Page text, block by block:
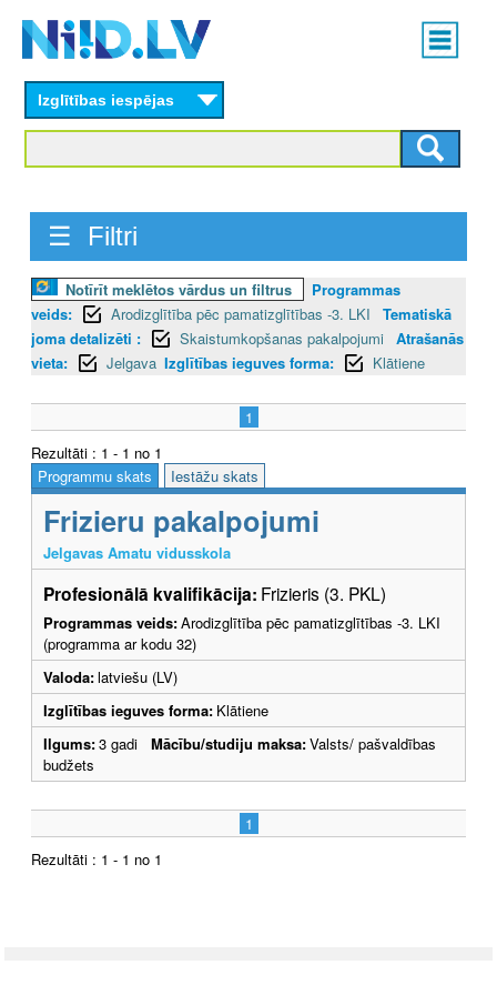
content
Main
menu
Izglītības iespējas
☰ Filtri
Notīrīt meklētos vārdus un filtrus
Programmas
veids:
Arodizglītība pēc pamatizglītības -3. LKI
Tematiskā
joma detalizēti :
Skaistumkopšanas pakalpojumi
Atrašanās
vieta:
Jelgava Izglītības ieguves forma: Klātiene
1
Rezultāti : 1 - 1 no 1
Programmu skats
Iestāžu skats
Frizieru pakalpojumi
Jelgavas Amatu vidusskola
Profesionālā kvalifikācija: Frizieris (3. PKL)
Programmas veids:Arodizglītība pēc pamatizglītības -3. LKI
(programma ar kodu 32)
Valoda:latviešu (LV)
Izglītības ieguves forma: Klātiene
Ilgums:3 gadi Mācību/studiju maksa:Valsts/ pašvaldības
budžets
1
Rezultāti : 1 - 1 no 1